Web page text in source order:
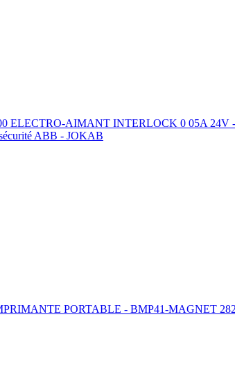
AIMANT INTERLOCK 0 05A 24V -
ABB - JOKAB
PORTABLE - BMP41-MAGNET